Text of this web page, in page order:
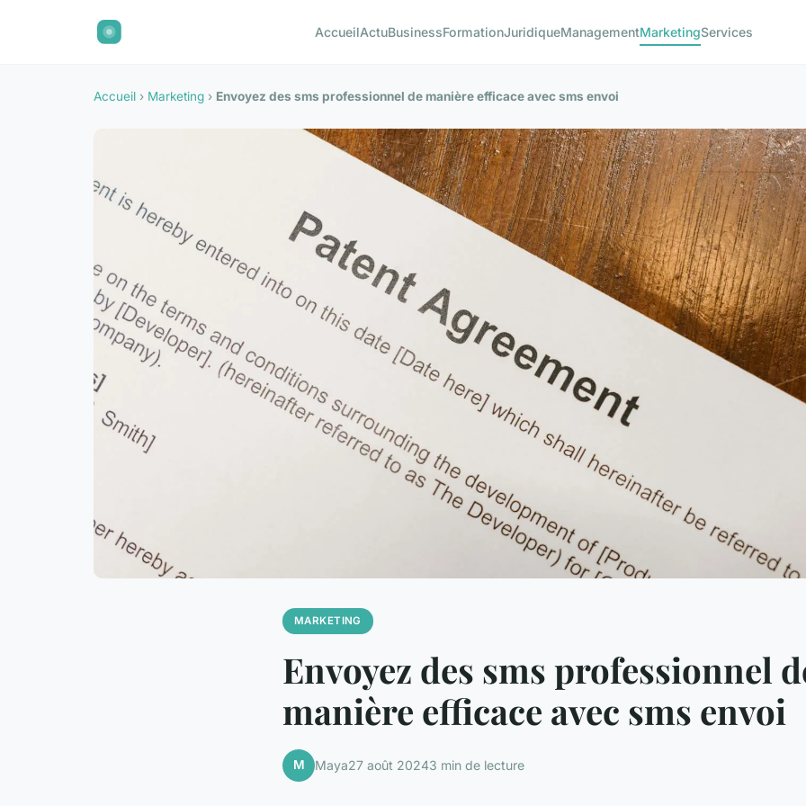
AccueilActuBusinessFormationJuridiqueManagementMarketingServices
Accueil › Marketing › Envoyez des sms professionnel de manière efficace avec sms envoi
MARKETING
Envoyez des sms professionnel
manière efficace avec sms envoi
M Maya27 août 20243 min de lecture